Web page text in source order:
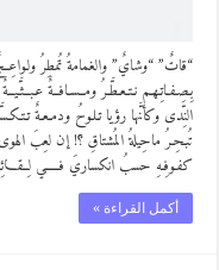
“قاتٌ” “وشايٌ” والغمامةُ تُمطِرُ
بِـصِـفـاتِـهـم نـتـعـطَّـرُ ومــسـافــةٌ
النِّدى وكأنَّها رؤيا تـلـوحُ ودمـعـةٌ
تُبـحِـرُ ماحِيلةُ المُشتاقِ ؟! إن لعِبَ الهوى
كفـوفِـهِ حسبُ انكساريَ فـــــي
أكمل القراءة »